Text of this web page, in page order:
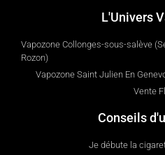
L'Univers
Vapozone Collonges-sous-salève
Rozon)
Vapozone Saint Julien En
Vente
Conseils
Je débute la